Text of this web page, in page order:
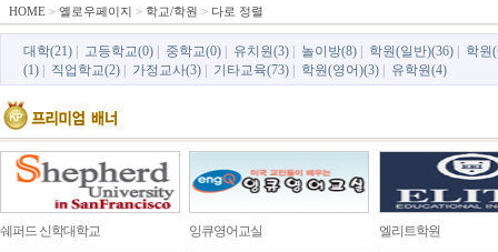
HOME > 옐로우페이지 > 학교/학원 > 다로 정렬
대학(21) 고등학교(0) 중학교(0) 유치원(3) 놀이방(8) 학원(일반)(36)
학원
(1)
직업학교(2) 가정교사(3) 기타교육(73) 학원(영어)(3) 유학원(4)
쉐퍼드 신학대학교 잉큐영어교실 엘리트학원